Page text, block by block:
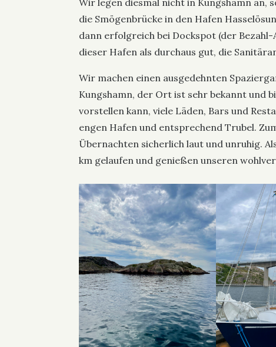
Wir legen diesmal nicht in Kungshamn an,
die Smögenbrücke in den Hafen
dann erfolgreich bei Dockspot (der
dieser Hafen als durchaus gut, die
Wir machen einen ausgedehnten
Kungshamn, der Ort ist sehr bekannt und
vorstellen kann, viele Läden, Bars und
engen Hafen und entsprechend Trubel.
Übernachten sicherlich laut und unruhig.
km gelaufen und genießen unseren